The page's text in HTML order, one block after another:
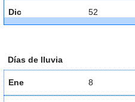
Dic 52
Días de lluvia
Ene 8